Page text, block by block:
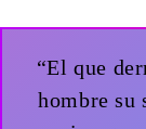
“El que
hombre su